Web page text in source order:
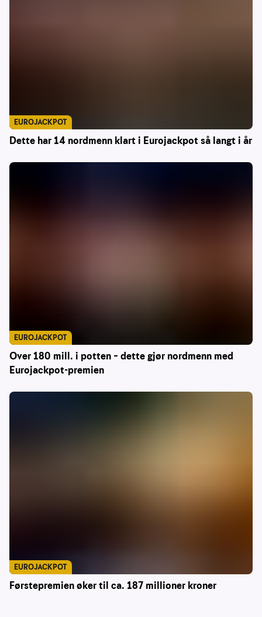
Dette har 14 nordmenn klart i Eurojackpot så langt i år
EUROJACKPOT
Over 180 mill. i potten – dette gjør nordmenn med
Eurojackpot-premien
EUROJACKPOT
Førstepremien øker til ca. 187 millioner kroner
EUROJACKPOT